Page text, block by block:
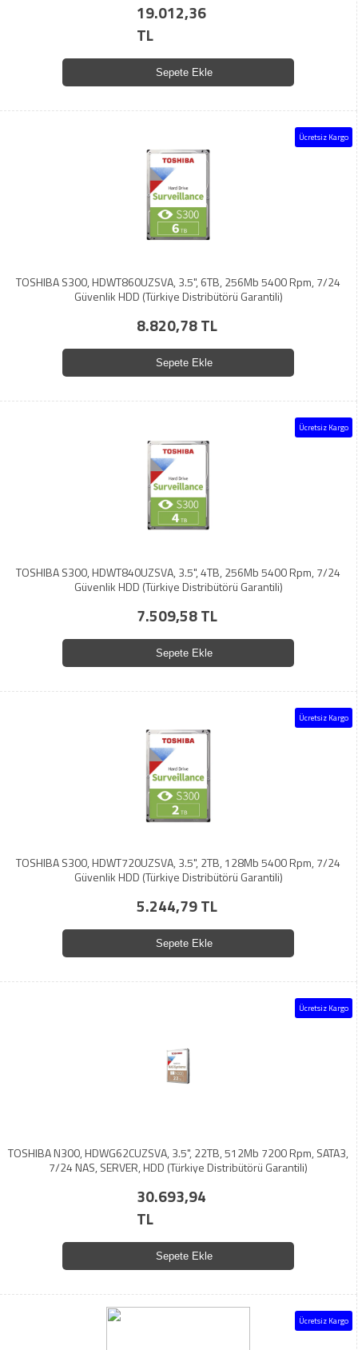
19.012,36
TL
Sepete Ekle
Ücretsiz Kargo
TOSHIBA S300, HDWT860UZSVA, 3.5", 6TB, 256Mb 5400 Rpm, 7/24
Güvenlik HDD (Türkiye Distribütörü Garantili)
8.820,78 TL
Sepete Ekle
Ücretsiz Kargo
TOSHIBA S300, HDWT840UZSVA, 3.5", 4TB, 256Mb 5400 Rpm, 7/24
Güvenlik HDD (Türkiye Distribütörü Garantili)
7.509,58 TL
Sepete Ekle
Ücretsiz Kargo
TOSHIBA S300, HDWT720UZSVA, 3.5", 2TB, 128Mb 5400 Rpm, 7/24
Güvenlik HDD (Türkiye Distribütörü Garantili)
5.244,79 TL
Sepete Ekle
Ücretsiz Kargo
TOSHIBA N300, HDWG62CUZSVA, 3.5", 22TB, 512Mb 7200 Rpm, SATA3,
7/24 NAS, SERVER, HDD (Türkiye Distribütörü Garantili)
30.693,94
TL
Sepete Ekle
Ücretsiz Kargo